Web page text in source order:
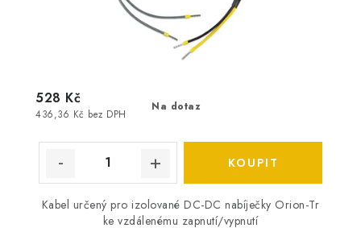
Na dotaz
436,36 Kč bez DPH
528 Kč
Kabel určený pro izolované DC-DC nabíječky Orion-Tr
ke vzdálenému zapnutí/vypnutí